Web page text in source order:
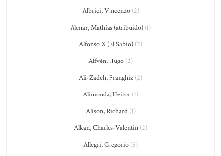
Albrici, Vincenzo(2)
Aleñar, Mathías (atribuido) (1)
Alfonso X (El Sabio) (7)
Alfvén, Hugo (2)
Ali-Zadeh, Franghiz (2)
Alimonda, Heitor (1)
Alison, Richard(1)
Alkan, Charles-Valentin (2)
Allegri, Gregorio (5)